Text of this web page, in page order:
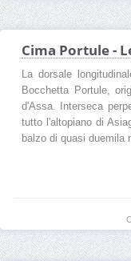
Cima Portule -
La dorsale
Bocchetta Portule,
d'Assa. Interseca
tutto l'altopiano di
balzo di quasi duemila